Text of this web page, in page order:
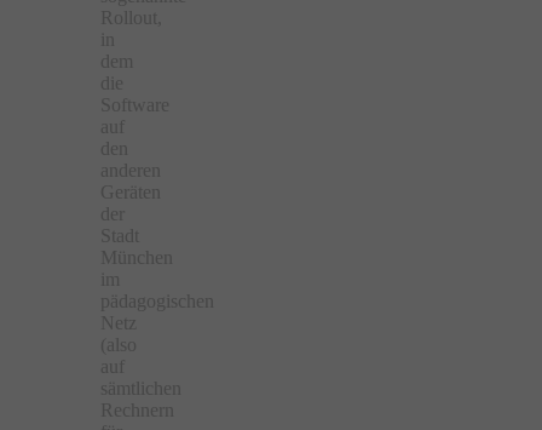
Rollout,
dem
die
Software
auf
den
anderen
Geräten
der
Stadt
München
im
pädagogischen
Netz
(also
auf
sämtlichen
Rechnern